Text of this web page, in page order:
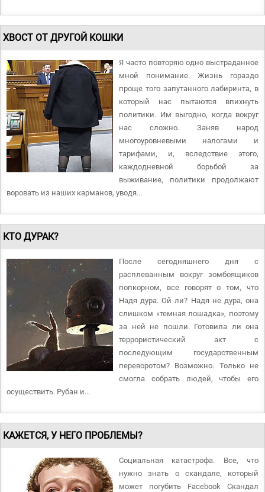
ХВОСТ ОТ ДРУГОЙ КОШКИ
Я часто повторяю одно выстраданное
мной понимание. Жизнь гораздо
проще того запутанного лабиринта, в
который нас пытаются впихнуть
политики. Им выгодно, когда вокруг
нас сложно. Заняв народ
многоуровневыми налогами и
тарифами, и, вследствие этого,
каждодневной борьбой за
выживание, политики продолжают
воровать из наших карманов, уводя...
КТО ДУРАК?
После сегодняшнего дня с
расплеванным вокруг зомбоящиков
попкорном, все говорят о том, что
Надя дура. Ой ли? Надя не дура, она
слишком «темная лошадка», поэтому
за ней не пошли. Готовила ли она
террористический акт с
последующим государственным
переворотом? Возможно. Только не
смогла собрать людей, чтобы его
осуществить. Рубан и...
КАЖЕТСЯ, У НЕГО ПРОБЛЕМЫ?
Социальная катастрофа. Все, что
нужно знать о скандале, который
может погубить Facebook Скандал